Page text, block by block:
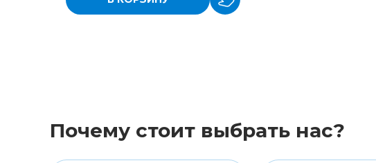
Почему стоит выбрать нас?